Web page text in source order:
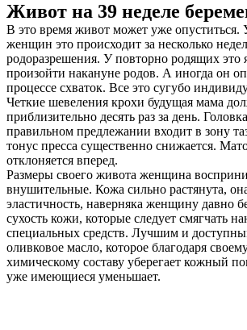
Живот на 39 неделе
В это время живот может уже опуститься.
женщин это происходит за несколько
родоразрешения. У повторно родящих это
произойти накануне родов. А иногда он
процессе схваток. Все это сугубо
Четкие шевеления крохи будущая мама
приблизительно десять раз за день.
правильном предлежании входит в зону
тонус пресса существенно снижается.
отклоняется вперед.
Размеры своего живота женщина
внушительные. Кожа сильно растянута,
эластичность, наверняка женщину давно
сухость кожи, которые следует смягчать
специальных средств. Лучшим и
оливковое масло, которое благодаря
химическому составу уберегает кожный
уже имеющиеся уменьшает.